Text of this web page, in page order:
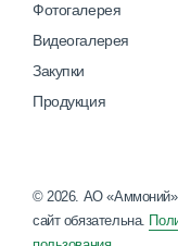
Фотогалерея
Видеогалерея
Закупки
Продукция
© 2026. АО
сайт обязательна.